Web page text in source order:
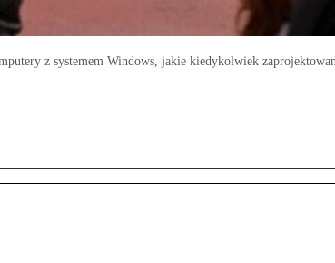
z systemem Windows, jakie kiedykolwiek